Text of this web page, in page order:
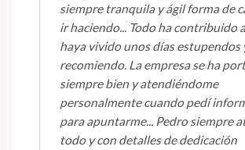
siempre tranquila y ágil forma de
ir haciendo... Todo ha contribuido
haya vivido unos días estupendos
recomiendo. La empresa se ha
siempre bien y atendiéndome
personalmente cuando pedí
para apuntarme... Pedro siempre
todo y con detalles de dedicación